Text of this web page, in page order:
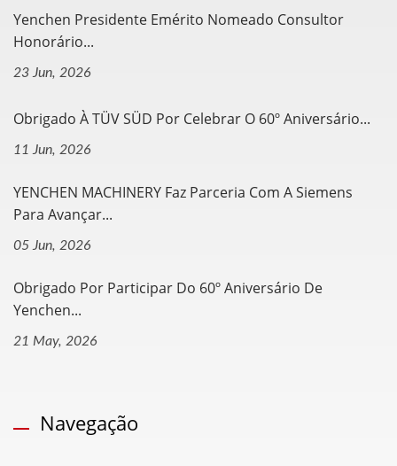
Yenchen Presidente Emérito Nomeado Consultor
Honorário...
23 Jun, 2026
Obrigado À TÜV SÜD Por Celebrar O 60º Aniversário...
11 Jun, 2026
YENCHEN MACHINERY Faz Parceria Com A Siemens
Para Avançar...
05 Jun, 2026
Obrigado Por Participar Do 60º Aniversário De
Yenchen...
21 May, 2026
Navegação